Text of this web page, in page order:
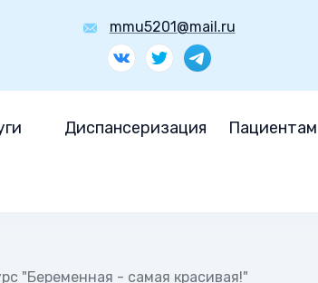
mmu5201@mail.ru
Диспансеризация Пациентам
"Беременная - самая красивая!"